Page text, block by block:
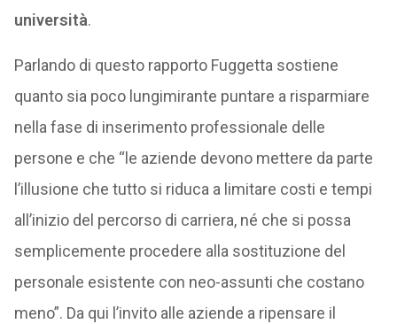
università.
Parlando di questo rapporto Fuggetta sostiene
quanto sia poco lungimirante puntare a risparmiare
nella fase di inserimento professionale delle
persone e che “le aziende devono mettere da parte
l’illusione che tutto si riduca a limitare costi e tempi
all’inizio del percorso di carriera, né che si possa
semplicemente procedere alla sostituzione del
personale esistente con neo-assunti che costano
meno”. Da qui l’invito alle aziende a ripensare il